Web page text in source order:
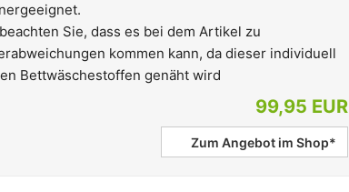
Sie, dass es bei dem Artikel zu
kommen kann, da dieser individuell
Bettwäschestoffen genäht wird
99,95 EUR
Zum Angebot im Shop*